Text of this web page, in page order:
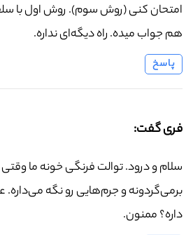
امتحان کنی (روش سوم). روش اول با
هم جواب میده. راه دیگه‌ای نداره.
پاسخ
فری گفت:
سلام و درود. توالت فرنگی خونه ما
برمی‌گردونه و جرم‌هایی رو نگه
داره؟ ممنون.